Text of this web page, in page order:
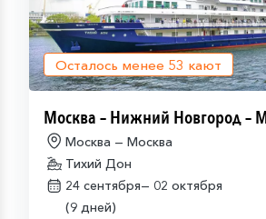
Осталось менее 53 кают
Москва – Нижний Новгород –
Москва — Москва
Тихий Дон
24 сентября— 02 октября
(9 дней)